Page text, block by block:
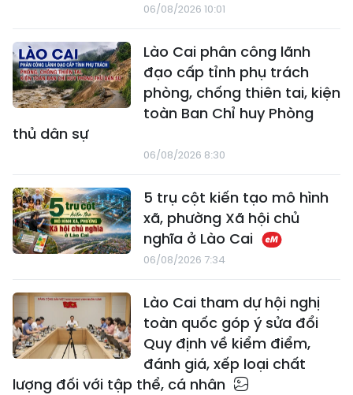
06/08/2026 10:01
Lào Cai phân công lãnh
đạo cấp tỉnh phụ trách
phòng, chống thiên tai, kiện
toàn Ban Chỉ huy Phòng
thủ dân sự
06/08/2026 8:30
5 trụ cột kiến tạo mô hình
xã, phường Xã hội chủ
nghĩa ở Lào Cai
06/08/2026 7:34
Lào Cai tham dự hội nghị
toàn quốc góp ý sửa đổi
Quy định về kiểm điểm,
đánh giá, xếp loại chất
lượng đối với tập thể, cá nhân